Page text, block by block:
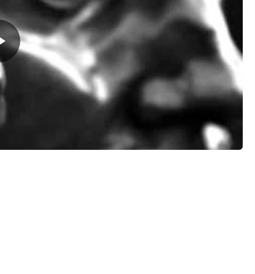
20 yaşındaki Rose Beuret
ile tanıştığında
Savaşı’na katıldı. Savaştan sonra
Belçika’ya gitti
dekorasyonu üzerinde çalıştı.
1875 yılında Tunç Çağı ismini koyduğu bronz heykelini
ile ilgili araştırmalar yaptı. 1882'de ise Adem, Havva
Salon Sergisi’ndeBronz Çağı adlı eserini sergiledi.
Ardından Savunma (1878) adlı eseri yaptı. Bir süre
mermerini ısmarladı. Sanat çevrelerindeki